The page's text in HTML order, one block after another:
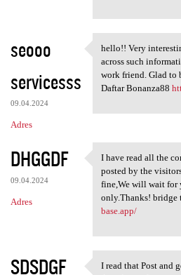
seooo
servicesss
09.04.2024
Adres
hello!! Very
hello!! Very
across such
work friend. Glad to
Daftar Bonanza88
DHGGDF
09.04.2024
Adres
I have read all
I have read all the
posted by the
fine,We will wait for
only.Thanks! bridge
base.app/
SDSDGF
I read that Post and